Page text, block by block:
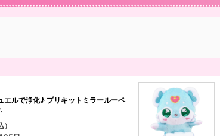
エルで浄化♪ プリキットミラールーペ